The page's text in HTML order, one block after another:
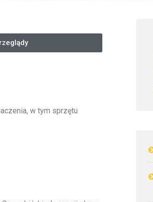
w tym sprzętu